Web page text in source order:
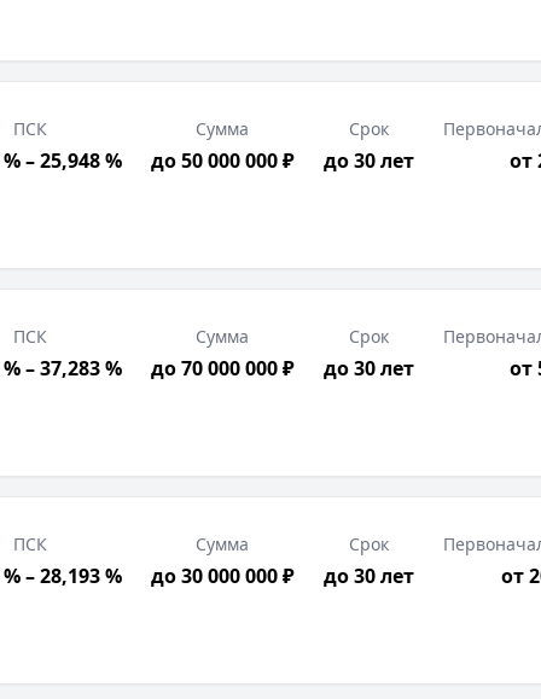
ПСК
– 25,948 %
Сумма
до 50 000 000 ₽
Срок
до 30 лет от
ПСК
– 37,283 %
Сумма
до 70 000 000 ₽
Срок
до 30 лет от
ПСК
– 28,193 %
Сумма
до 30 000 000 ₽
Срок
до 30 лет от